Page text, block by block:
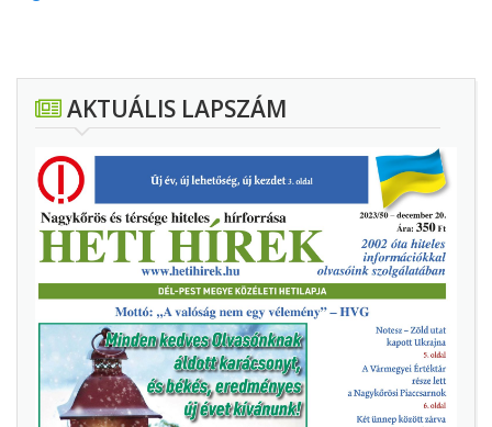
AKTUÁLIS LAPSZÁM